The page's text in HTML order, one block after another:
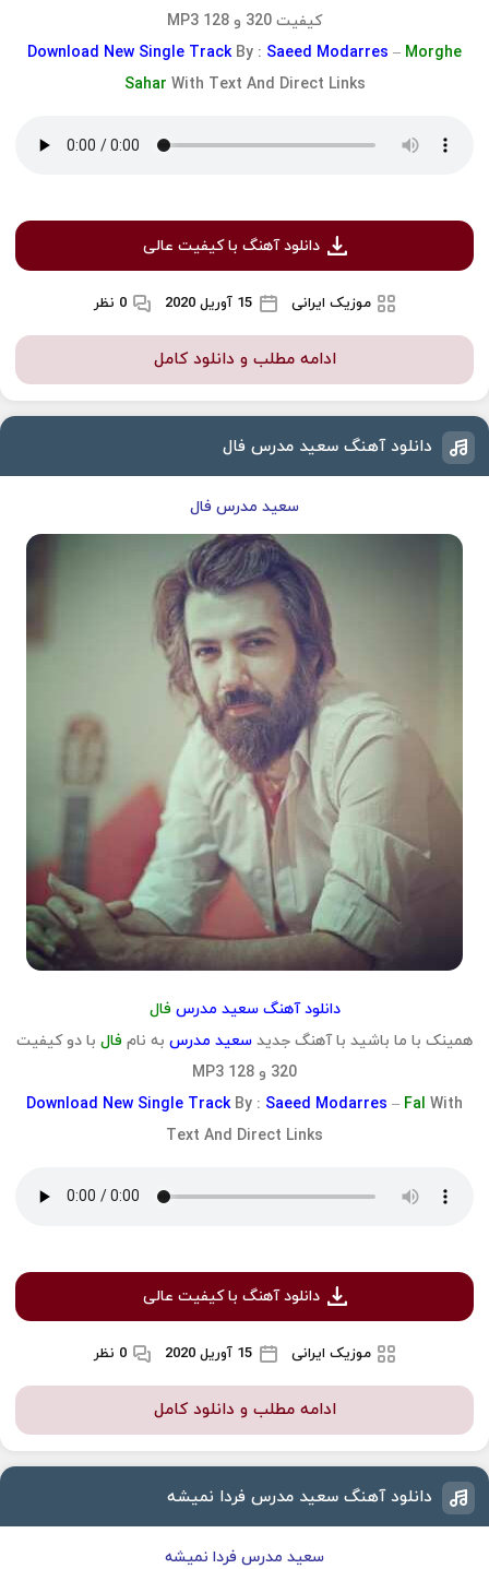
کیفیت 320 و 128 MP3
Download New Single Track By : Saeed Modarres – Morghe
Sahar With Text And Direct Links
دانلود آهنگ با کیفیت عالی
موزیک ایرانی 15 آوریل 2020 0 نظر
ادامه مطلب و دانلود کامل
دانلود آهنگ سعید مدرس فال
سعید مدرس فال
دانلود آهنگ سعید مدرس فال
همینک با ما باشید با آهنگ جدید سعید مدرس به نام فال با دو کیفیت
320 و 128 MP3
Download New Single Track By : Saeed Modarres – Fal With
Text And Direct Links
دانلود آهنگ با کیفیت عالی
موزیک ایرانی 15 آوریل 2020 0 نظر
ادامه مطلب و دانلود کامل
دانلود آهنگ سعید مدرس فردا نمیشه
سعید مدرس فردا نمیشه